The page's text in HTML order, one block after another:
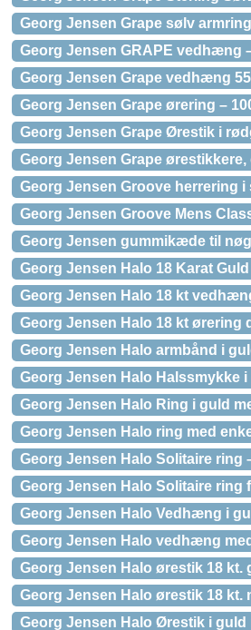
Georg Jensen Grape sølv
Georg Jensen GRAPE vedhæng
Georg Jensen Grape vedhæng
Georg Jensen Grape ørering –
Georg Jensen Grape Ørestik i
Georg Jensen Grape ørestikkere,
Georg Jensen Groove herrering i
Georg Jensen Groove Mens
Georg Jensen gummikæde til
Georg Jensen Halo 18 Karat
Georg Jensen Halo 18 kt
Georg Jensen Halo 18 kt ørering
Georg Jensen Halo armbånd i
Georg Jensen Halo Halssmykke
Georg Jensen Halo Ring i guld
Georg Jensen Halo ring med
Georg Jensen Halo Solitaire ring
Georg Jensen Halo Solitaire ring
Georg Jensen Halo Vedhæng i
Georg Jensen Halo vedhæng
Georg Jensen Halo ørestik 18 kt.
Georg Jensen Halo ørestik 18 kt.
Georg Jensen Halo Ørestik i guld